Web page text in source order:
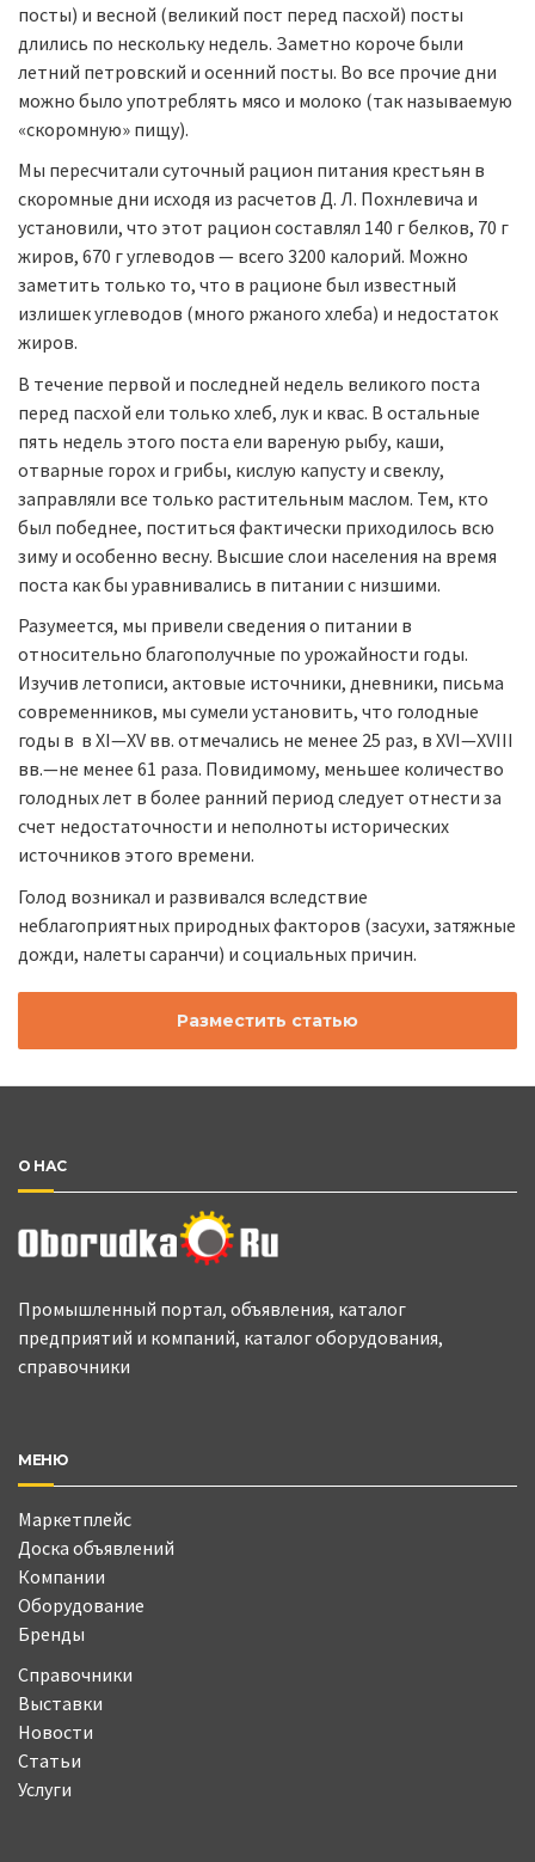
посты) и весной (великий пост перед пасхой) посты
длились по нескольку недель. Заметно короче были
летний петровский и осенний посты. Во все прочие дни
можно было употреблять мясо и молоко (так называемую
«скоромную» пищу).
Мы пересчитали суточный рацион питания крестьян в
скоромные дни исходя из расчетов Д. Л. Похнлевича и
установили, что этот рацион составлял 140 г белков, 70 г
жиров, 670 г углеводов — всего 3200 калорий. Можно
заметить только то, что в рационе был известный
излишек углеводов (много ржаного хлеба) и недостаток
жиров.
В течение первой и последней недель великого поста
перед пасхой ели только хлеб, лук и квас. В остальные
пять недель этого поста ели вареную рыбу, каши,
отварные горох и грибы, кислую капусту и свеклу,
заправляли все только растительным маслом. Тем, кто
был победнее, поститься фактически приходилось всю
зиму и особенно весну. Высшие слои населения на время
поста как бы уравнивались в питании с низшими.
Разумеется, мы привели сведения о питании в
относительно благополучные по урожайности годы.
Изучив летописи, актовые источники, дневники, письма
современников, мы сумели установить, что голодные
годы в в XI—XV вв. отмечались не менее 25 раз, в XVI—XVIII
вв.—не менее 61 раза. Повидимому, меньшее количество
голодных лет в более ранний период следует отнести за
счет недостаточности и неполноты исторических
источников этого времени.
Голод возникал и развивался вследствие
неблагоприятных природных факторов (засухи, затяжные
дожди, налеты саранчи) и социальных причин.
Разместить статью
О НАС
Промышленный портал, объявления, каталог
предприятий и компаний, каталог оборудования,
справочники
МЕНЮ
Маркетплейс
Доска объявлений
Компании
Оборудование
Бренды
Справочники
Выставки
Новости
Статьи
Услуги